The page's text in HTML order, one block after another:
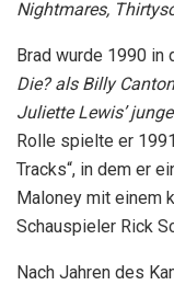
Nightmares,
Brad wurde 1990 in
Die? als Billy
Juliette Lewis’
Rolle spielte er
Tracks“, in dem er
Maloney mit einem
Schauspieler Rick
Nach Jahren des